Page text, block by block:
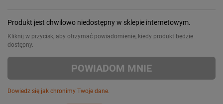
Produkt jest chwilowo niedostępny w sklepie internetowym.
Kliknij w przycisk, aby otrzymać powiadomienie, kiedy produkt będzie
dostępny.
POWIADOM MNIE
Dowiedz się jak chronimy Twoje dane.